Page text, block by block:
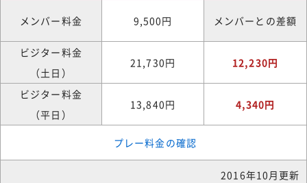
メンバー料金 9,500円 メンバーとの差額
ビジター料金
（土日）
21,730円 12,230円
ビジター料金
（平日）
13,840円 4,340円
プレー料金の確認
2016年10月更新